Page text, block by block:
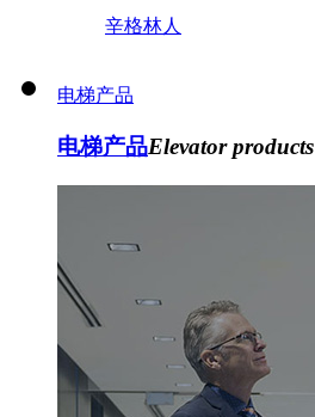
辛格林人
电梯产品
电梯产品Elevator products